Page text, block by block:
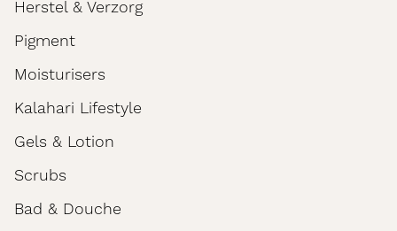
Herstel & Verzorg
Pigment
Moisturisers
Kalahari Lifestyle
Gels & Lotion
Scrubs
Bad & Douche